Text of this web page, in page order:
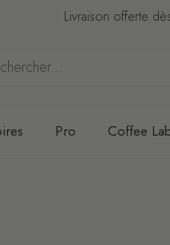
Livraison offerte
Pro Coffee